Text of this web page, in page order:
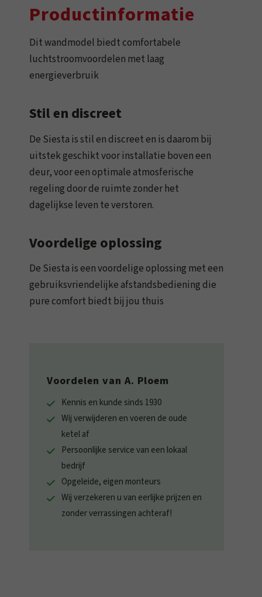
Productinformatie
Dit wandmodel biedt comfortabele
luchtstroomvoordelen met laag
energieverbruik
Stil en discreet
De Siesta is stil en discreet en is daarom bij
uitstek geschikt voor installatie boven een
deur, voor een optimale atmosferische
regeling door de ruimte zonder het
dagelijkse leven te verstoren.
Voordelige oplossing
De Siesta is een voordelige oplossing met een
gebruiksvriendelijke afstandsbediening die
pure comfort biedt bij jou thuis
Voordelen van A. Ploem
Kennis en kunde sinds 1930
Wij verwijderen en voeren de oude
ketel af
Persoonlijke service van een lokaal
bedrijf
Opgeleide, eigen monteurs
Wij verzekeren u van eerlijke prijzen en
zonder verrassingen achteraf!